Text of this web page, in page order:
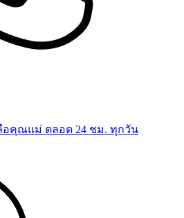
อคุณแม่ ตลอด 24 ชม. ทุกวัน